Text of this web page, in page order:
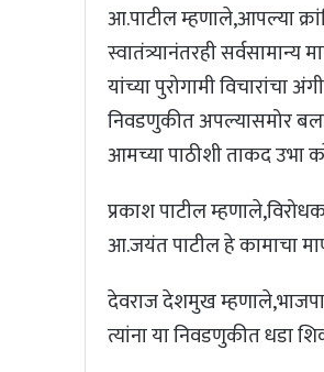
आ.पाटील म्हणाले,आपल्या
स्वातंत्र्यानंतरही
यांच्या पुरोगामी विचारांचा
निवडणुकीत अपल्यासमोर
आमच्या पाठीशी ताकद उभा
प्रकाश पाटील
आ.जयंत पाटील हे कामाचा
देवराज देशमुख
त्यांना या निवडणुकीत धडा